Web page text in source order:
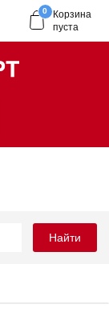
0
Корзина
пуста
Найти